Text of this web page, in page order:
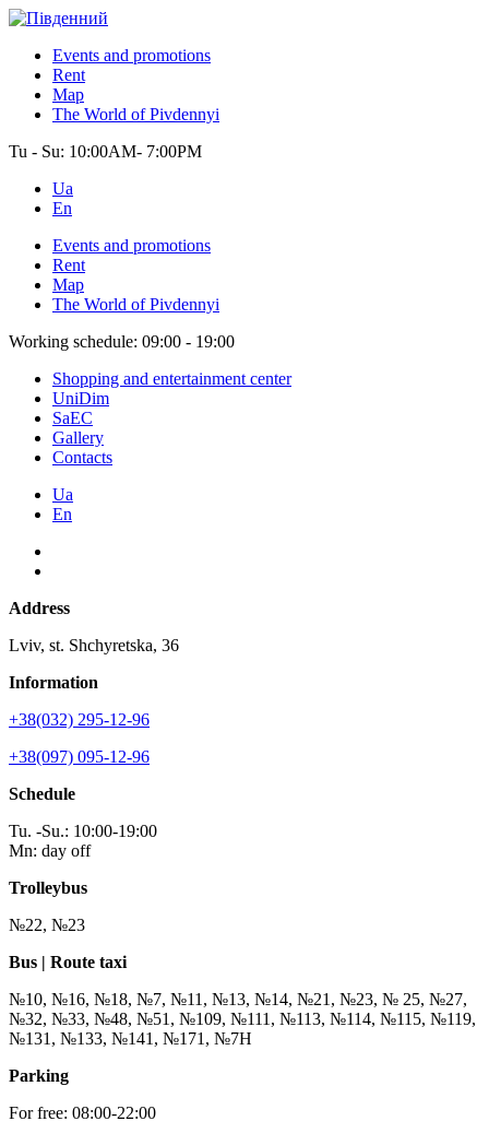
Events and promotions
Rent
Map
The World of Pivdennyi
Tu - Su: 10:00AM- 7:00PM
Ua
En
Events and promotions
Rent
Map
The World of Pivdennyi
Working schedule: 09:00 - 19:00
Shopping and entertainment center
UniDim
SaEC
Gallery
Contacts
Ua
En
Address
Lviv, st. Shchyretska, 36
Information
+38(032) 295-12-96
+38(097) 095-12-96
Schedule
Tu. -Su.: 10:00-19:00
Mn: day off
Trolleybus
№22, №23
Bus | Route taxi
№10, №16, №18, №7, №11, №13, №14, №21, №23, № 25, №27,
№32, №33, №48, №51, №109, №111, №113, №114, №115, №119,
№131, №133, №141, №171, №7Н
Parking
For free: 08:00-22:00